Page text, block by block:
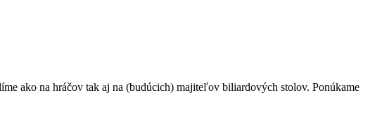
ako na hráčov tak aj na (budúcich) majiteľov biliardových stolov. Ponúkame